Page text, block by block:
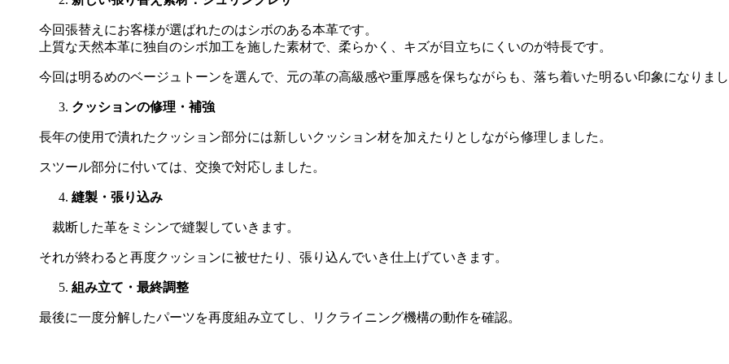
今回張替えにお客様が選ばれたのはシボのある本革です。
上質な天然本革に独自のシボ加工を施した素材で、柔らかく、キズが目立ちにくいのが特長です。
今回は明るめのベージュトーンを選んで、元の革の高級感や重厚感を保ちながらも、落ち着いた明るい印象になりま
クッションの修理・補強
長年の使用で潰れたクッション部分には新しいクッション材を加えたりとしながら修理しました。
スツール部分に付いては、交換で対応しました。
縫製・張り込み
裁断した革をミシンで縫製していきます。
それが終わると再度クッションに被せたり、張り込んでいき仕上げていきます。
組み立て・最終調整
最後に一度分解したパーツを再度組み立てし、リクライニング機構の動作を確認。